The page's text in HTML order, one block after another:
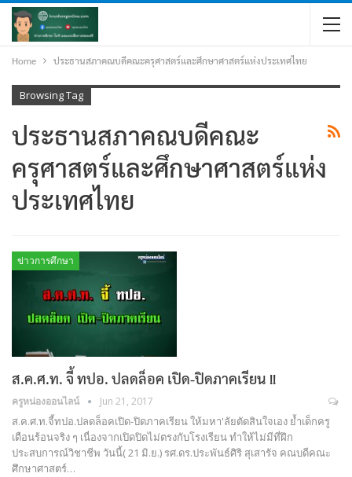
Home ประธานสภาคณบดีคณะครุศาสตร์และศึกษาศาสตร์แห่งประเทศไทย
Browsing Tag
ประธานสภาคณบดีคณะ
ครุศาสตร์และศึกษาศาสตร์แห่ง
ประเทศไทย
ข่าวการศึกษา
ส.ค.ศ.ท. จี้ ทปอ. ปลดล็อค เปิด-ปิดภาคเรียน !!
ครูหน่องออนไลน์ Jun 21, 2017
ส.ค.ศ.ท.จี้ทปอ.ปลดล็อคเปิด-ปิดภาคเรียน ให้มหา'ลัยตัดสินใจเอง ย้ำเด็กครู
เดือนร้อนจริง ๆ เนื่องจากเปิดปิดไม่ตรงกับโรงเรียน ทำให้ไม่มีที่ฝึก
ประสบการณ์วิชาชีพ วันนี้( 21 มิ.ย.) รศ.ดร.ประพันธ์ศิริ สุเสารัจ คณบดีคณะ
ศึกษาศาสตร์…